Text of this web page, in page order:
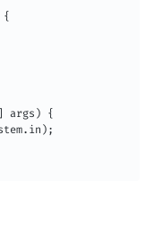
{
] args )
{
. in ) ;